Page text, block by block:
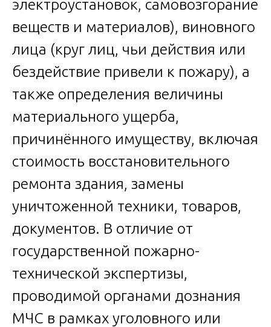
электроустановок, самовозгорание
веществ и материалов), виновного
лица (круг лиц, чьи действия или
бездействие привели к пожару), а
также определения величины
материального ущерба,
причинённого имуществу, включая
стоимость восстановительного
ремонта здания, замены
уничтоженной техники, товаров,
документов. В отличие от
государственной пожарно-
технической экспертизы,
проводимой органами дознания
МЧС в рамках уголовного или